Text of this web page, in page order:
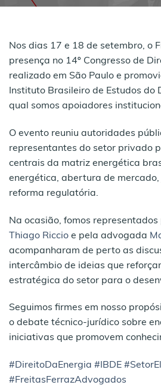
Nos dias 17 e 18 de setembro, o
presença no 14º Congresso de
realizado em São Paulo e
Instituto Brasileiro de Estudos do
qual somos apoiadores
O evento reuniu autoridades
representantes do setor privado
centrais da matriz energética
energética, abertura de
reforma regulatória.
Na ocasião, fomos representados
Thiago Riccio e pela advogada
acompanharam de perto as
intercâmbio de ideias que
estratégica do setor para o
Seguimos firmes em nosso
o debate técnico-jurídico sobre
iniciativas que promovem
#DireitoDaEnergia #IBDE
#FreitasFerrazAdvogados